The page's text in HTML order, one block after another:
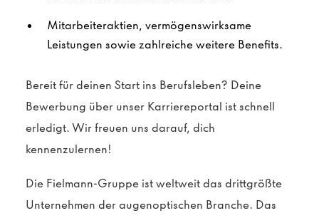
Mitarbeiteraktien, vermögenswirksame
Leistungen sowie zahlreiche weitere Benefits.
Bereit für deinen Start ins Berufsleben? Deine
Bewerbung über unser Karriereportal ist schnell
erledigt. Wir freuen uns darauf, dich
kennenzulernen!
Die Fielmann-Gruppe ist weltweit das drittgrößte
Unternehmen der augenoptischen Branche. Das